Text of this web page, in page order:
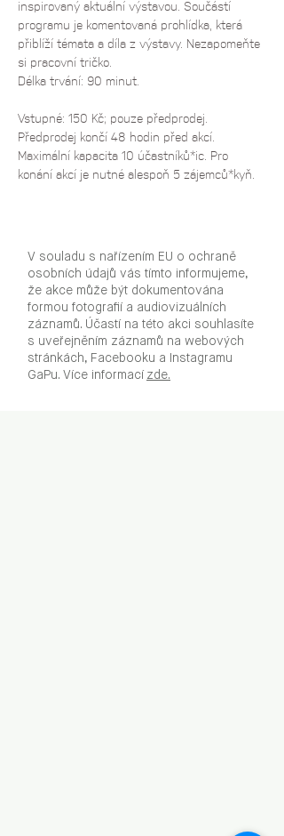
inspirovaný aktuální výstavou. Součástí
programu je komentovaná prohlídka, která
přiblíží témata a díla z výstavy. Nezapomeňte
si pracovní tričko.
Délka trvání: 90 minut.
Vstupné: 150 Kč; pouze předprodej.
Předprodej končí 48 hodin před akcí.
Maximální kapacita 10 účastníků*ic. Pro
konání akcí je nutné alespoň 5 zájemců*kyň.
V souladu s nařízením EU o ochraně
osobních údajů vás tímto informujeme,
že akce může být dokumentována
formou fotografií a audiovizuálních
záznamů. Účastí na této akci souhlasíte
s uveřejněním záznamů na webových
stránkách, Facebooku a Instagramu
GaPu. Více informací zde.